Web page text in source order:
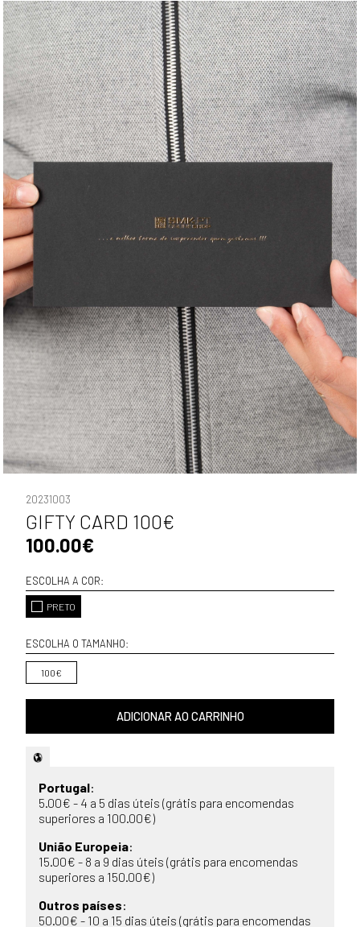
20231003
GIFTY CARD 100€
100.00€
ESCOLHA A COR:
PRETO
ESCOLHA O TAMANHO:
100€
ADICIONAR AO CARRINHO
Portugal:
5.00€ - 4 a 5 dias úteis (grátis para encomendas
superiores a 100.00€)
União Europeia:
15.00€ - 8 a 9 dias úteis (grátis para encomendas
superiores a 150.00€)
Outros países:
50.00€ - 10 a 15 dias úteis (grátis para encomendas